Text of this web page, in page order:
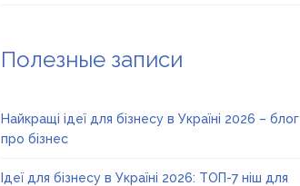
Полезные записи
Найкращі ідеї для бізнесу в Україні 2026 – блог
про бізнес
Ідеї для бізнесу в Україні 2026: ТОП-7 ніш для